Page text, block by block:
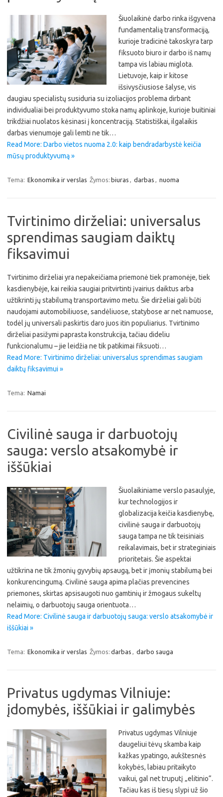
Šiuolaikinė darbo rinka išgyvena
fundamentalią transformaciją,
kurioje tradicinė takoskyra tarp
fiksuoto biuro ir darbo iš namų
tampa vis labiau miglota.
Lietuvoje, kaip ir kitose
išsivysčiusiose šalyse, vis
daugiau specialistų susiduria su izoliacijos problema dirbant
individualiai bei produktyvumo stoka namų aplinkoje, kurioje buitiniai
trikdžiai nuolatos kėsinasi į koncentraciją. Statistiškai, ilgalaikis
darbas vienumoje gali lemti ne tik…
Read More: Darbo vietos nuoma 2.0: kaip bendradarbystė keičia
mūsų produktyvumą »
Tema: Ekonomika ir verslas Žymos: biuras , darbas , nuoma
Tvirtinimo dirželiai: universalus
sprendimas saugiam daiktų
fiksavimui
Tvirtinimo dirželiai yra nepakeičiama priemonė tiek pramonėje, tiek
kasdienybėje, kai reikia saugiai pritvirtinti įvairius daiktus arba
užtikrinti jų stabilumą transportavimo metu. Šie dirželiai gali būti
naudojami automobiliuose, sandėliuose, statybose ar net namuose,
todėl jų universali paskirtis daro juos itin populiarius. Tvirtinimo
dirželiai pasižymi paprasta konstrukcija, tačiau dideliu
funkcionalumu – jie leidžia ne tik patikimai fiksuoti…
Read More: Tvirtinimo dirželiai: universalus sprendimas saugiam
daiktų fiksavimui »
Tema: Namai
Civilinė sauga ir darbuotojų
sauga: verslo atsakomybė ir
iššūkiai
Šiuolaikiniame verslo pasaulyje,
kur technologijos ir
globalizacija keičia kasdienybę,
civilinė sauga ir darbuotojų
sauga tampa ne tik teisiniais
reikalavimais, bet ir strateginiais
prioritetais. Šie aspektai
užtikrina ne tik žmonių gyvybių apsaugą, bet ir įmonių stabilumą bei
konkurencingumą. Civilinė sauga apima plačias prevencines
priemones, skirtas apsisaugoti nuo gamtinių ir žmogaus sukeltų
nelaimių, o darbuotojų sauga orientuota…
Read More: Civilinė sauga ir darbuotojų sauga: verslo atsakomybė ir
iššūkiai »
Tema: Ekonomika ir verslas Žymos: darbas , darbo sauga
Privatus ugdymas Vilniuje:
įdomybės, iššūkiai ir galimybės
Privatus ugdymas Vilniuje
daugeliui tėvų skamba kaip
kažkas ypatingo, aukštesnės
kokybės, labiau pritaikyto
vaikui, gal net truputį „elitinio“.
Tačiau kas iš tiesų slypi už šio